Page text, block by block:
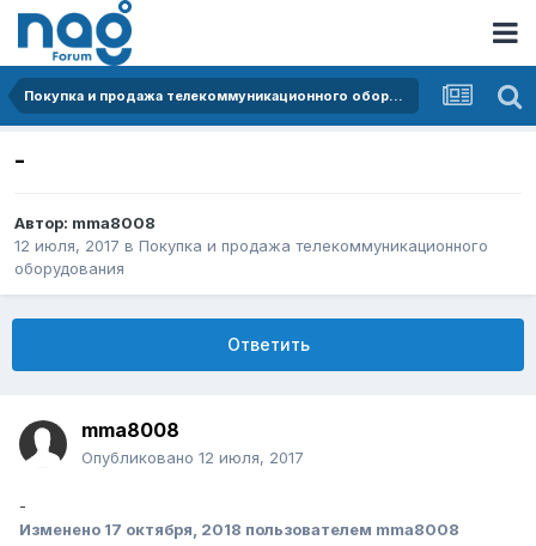
Покупка и продажа телекоммуникационного оборудования
-
Автор: mma8008
12 июля, 2017 в Покупка и продажа телекоммуникационного
оборудования
Ответить
mma8008
Опубликовано 12 июля, 2017
-
Изменено 17 октября, 2018 пользователем mma8008